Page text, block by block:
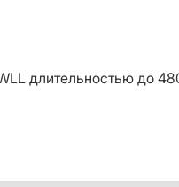
длительностью до